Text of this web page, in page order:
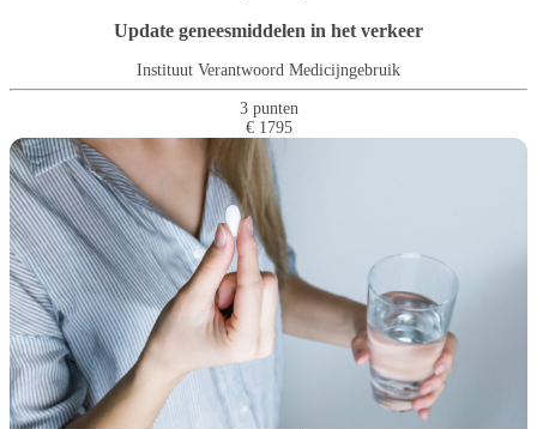
Update geneesmiddelen in het verkeer
Instituut Verantwoord Medicijngebruik
3 punten
€ 1795